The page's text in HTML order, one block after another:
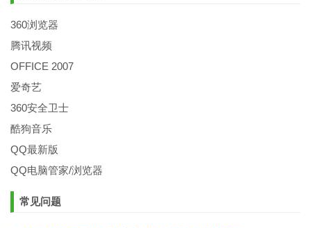
360浏览器
腾讯视频
OFFICE 2007
爱奇艺
360安全卫士
酷狗音乐
QQ最新版
QQ电脑管家/浏览器
常见问题